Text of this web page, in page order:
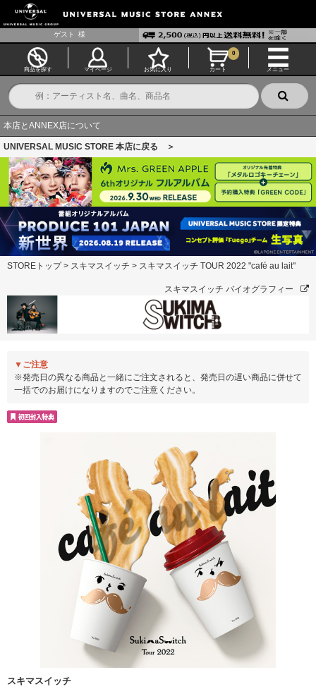
ゲスト 様
商品を探す マイページ お気に入り カート
0
メニュー
本店とANNEX店について
UNIVERSAL MUSIC STORE 本店に戻る ＞
STOREトップ> スキマスイッチ > スキマスイッチ TOUR 2022 "café au lait"
スキマスイッチ バイオグラフィー
▼ご注意
※発売日の異なる商品と一緒にご注文されると、発売日の遅い商品に併せて
一括でのお届けになりますのでご注意ください。
スキマスイッチ